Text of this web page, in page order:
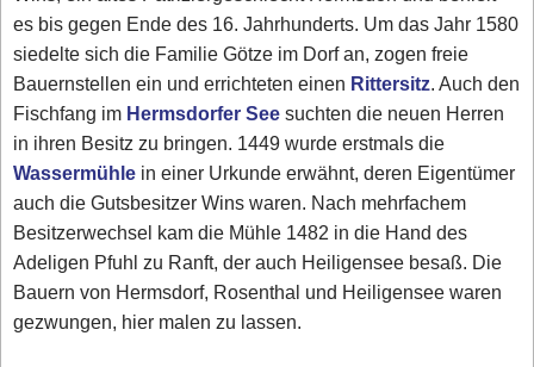
es bis gegen Ende des 16. Jahrhunderts. Um das Jahr 1580
siedelte sich die Familie Götze im Dorf an, zogen freie
Bauernstellen ein und errichteten einen Rittersitz. Auch den
Fischfang im Hermsdorfer Seesuchten die neuen Herren
in ihren Besitz zu bringen. 1449 wurde erstmals die
Wassermühle in einer Urkunde erwähnt, deren Eigentümer
auch die Gutsbesitzer Wins waren. Nach mehrfachem
Besitzerwechsel kam die Mühle 1482 in die Hand des
Adeligen Pfuhl zu Ranft, der auch Heiligensee besaß. Die
Bauern von Hermsdorf, Rosenthal und Heiligensee waren
gezwungen, hier malen zu lassen.